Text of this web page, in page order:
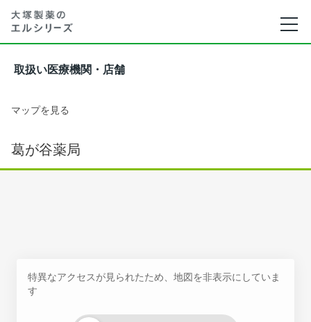
取扱い医療機関・店舗
マップを見る
葛が谷薬局
特異なアクセスが見られたため、地図を非表示にしていま
す